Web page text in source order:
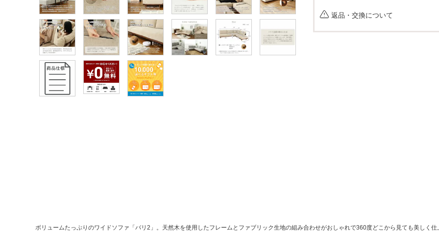
返品・交換について
ボリュームたっぷりのワイドソファ「バリ2」。天然木を使用したフレームとファブリック生地の組み合わせがおしゃれで360度どこから見ても美しく仕